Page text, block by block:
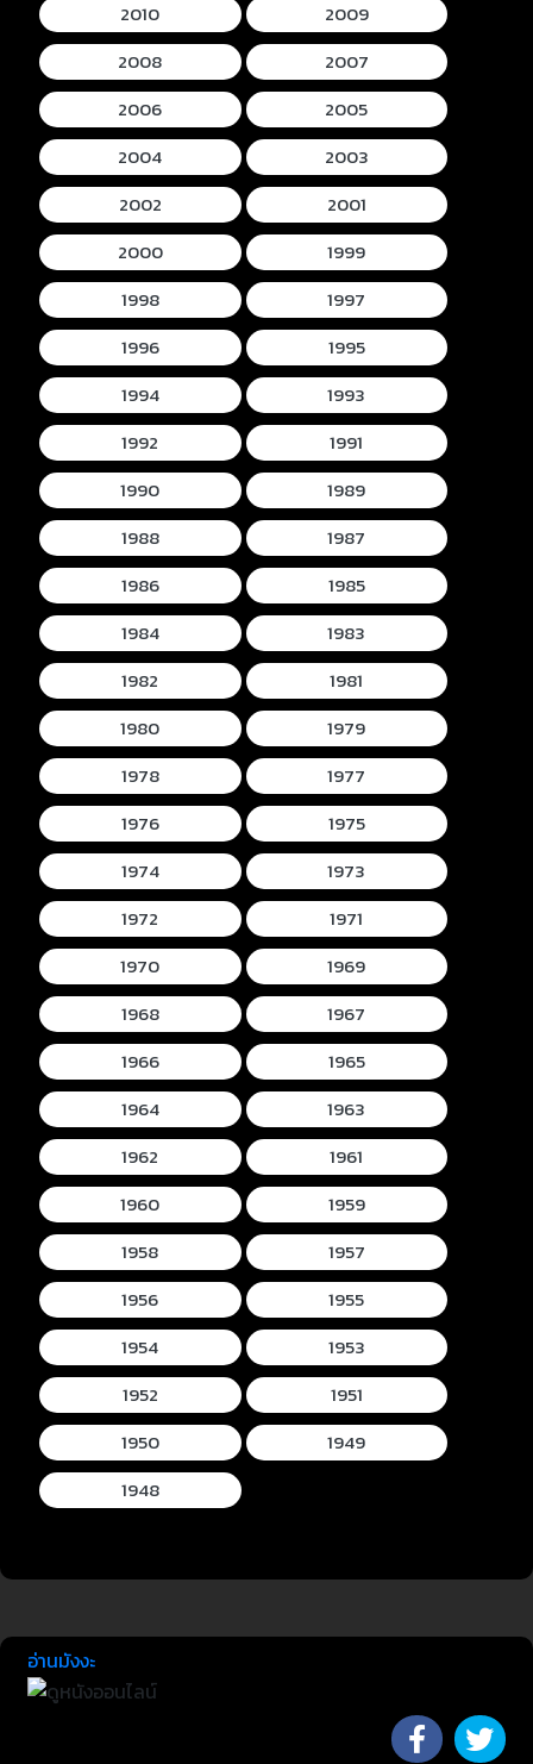
2010
2009
2008
2007
2006
2005
2004
2003
2002
2001
2000
1999
1998
1997
1996
1995
1994
1993
1992
1991
1990
1989
1988
1987
1986
1985
1984
1983
1982
1981
1980
1979
1978
1977
1976
1975
1974
1973
1972
1971
1970
1969
1968
1967
1966
1965
1964
1963
1962
1961
1960
1959
1958
1957
1956
1955
1954
1953
1952
1951
1950
1949
1948
อ่านมังงะ